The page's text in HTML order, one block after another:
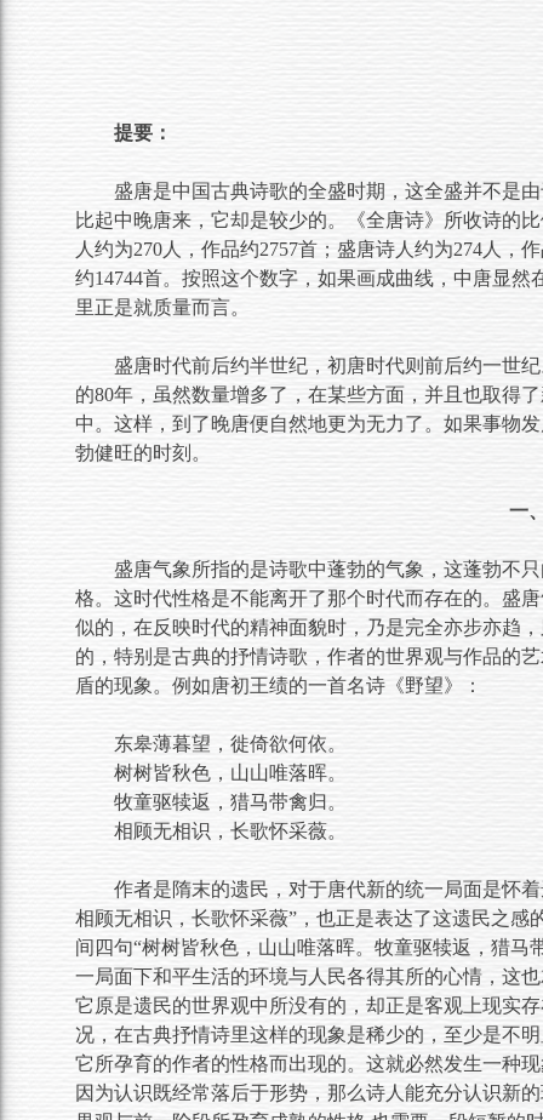
提要：
盛唐是中国古典诗歌的全盛时期，这全盛并不是
比起中晚唐来，它却是较少的。《全唐诗》所收诗的
人约为270人，作品约2757首；盛唐诗人约为274人，
约14744首。按照这个数字，如果画成曲线，中唐显
里正是就质量而言。
盛唐时代前后约半世纪，初唐时代则前后约一世
的80年，虽然数量增多了，在某些方面，并且也取得
中。这样，到了晚唐便自然地更为无力了。如果事物
勃健旺的时刻。
一
盛唐气象所指的是诗歌中蓬勃的气象，这蓬勃不
格。这时代性格是不能离开了那个时代而存在的。盛
似的，在反映时代的精神面貌时，乃是完全亦步亦趋
的，特别是古典的抒情诗歌，作者的世界观与作品的
盾的现象。例如唐初王绩的一首名诗《野望》：
东皋薄暮望，徙倚欲何依。
树树皆秋色，山山唯落晖。
牧童驱犊返，猎马带禽归。
相顾无相识，长歌怀采薇。
作者是隋末的遗民，对于唐代新的统一局面是怀
相顾无相识，长歌怀采薇”，也正是表达了这遗民之
间四句“树树皆秋色，山山唯落晖。牧童驱犊返，猎
一局面下和平生活的环境与人民各得其所的心情，这
它原是遗民的世界观中所没有的，却正是客观上现实
况，在古典抒情诗里这样的现象是稀少的，至少是不
它所孕育的作者的性格而出现的。这就必然发生一种
因为认识既经常落后于形势，那么诗人能充分认识新